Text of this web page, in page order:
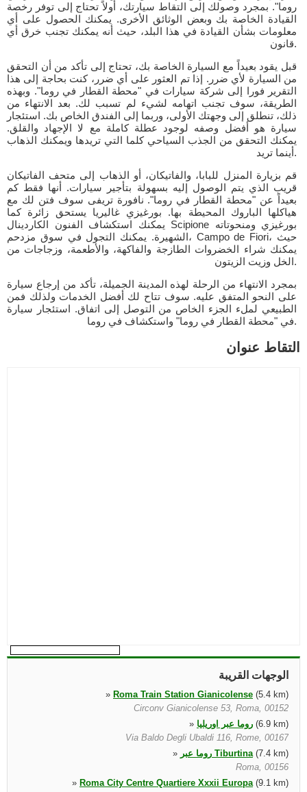
روما". بمجرد وصولك إلى التقاط سيارتك، أولاً تحتاج إلى توفر رخصة
القيادة الخاصة بك وبعض الوثائق الأخرى. يمكنك الحصول على أي
معلومات بشأن القيادة في هذا البلد، حيث أنه يمكنك تجنب خرق أي
قانون.
قبل يقود بعيداً مع السيارة الخاصة بك، تحتاج إلى تأكد من أن التحقق
من السيارة لأي ضرر. إذا تم العثور على أي ضرر، كنت بحاجة إلى هذا
التقرير فورا إلى شركة سيارات في "محطة القطار في روما". وبهذه
الطريقة، سوف تجنب اتهامه لشيء لم تسبب لك. بعد الانتهاء من
ذلك، تنطلق إلى وجهتك الأولى، وربما إلى الفندق الخاص بك. استئجار
سيارة هو أفضل وصفه لوجود عطلة كاملة مع لا الإجهاد والقلق.
يمكنك التحقق من الجذب السياحي كلما التي تريدها ويمكنك الذهاب
أينما تريد.
قم بزيارة المنزل للبابا، والفاتيكان، أو الذهاب إلى متحف الفاتيكان
قريب الذي يتم الوصول إليه بسهولة بتأجير سيارات. أنها فقط كم
بعيداً عن "محطة القطار في روما". نافورة تريفى سوف فتن لك مع
هياكلها الباروك المحيطة بها. بورغيزي غاليريا يستحق زائرة كما
يمكنك استكشاف الفنون الكاردينال Scipione بورغيزي ومنحوتاته
الشهيرة. يمكنك التجول في سوق مزدحم، Campo de Fiori، حيث
يمكنك شراء الخضروات الطازجة والفاكهة، والأطعمة، وزجاجات من
الخل وزيت الزيتون.
بمجرد الانتهاء من الرحلة لهذه المدينة الجميلة، تأكد من إرجاع سيارة
على النحو المتفق عليه. سوف تتاح لك أفضل الخدمات ولذلك فمن
الطبيعي لملء الجزء الخاص من التوصل إلى اتفاق. استئجار سيارة
في "محطة القطار في روما" واستكشاف في روما.
التقاط عنوان
الوجهات القريبة
» Roma Train Station Gianicolense (5.4 km)
Circonv Gianicolense 53, Roma, 00152
» روما عبر اوريليا
(6.9 km)
Via Baldo Degli Ubaldi 116, Rome, 00167
»
روما عبر Tiburtina(7.4 km)
Roma, 00156
» Roma City Centre Quartiere Xxxii Europa(9.1 km)